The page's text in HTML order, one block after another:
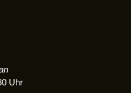
Uhr